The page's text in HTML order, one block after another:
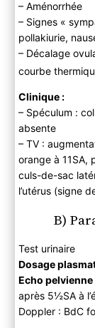
– Aménorrhée
– Signes «
pollakiurie,
– Décalage
courbe
Clinique :
– Spéculum :
absente
– TV :
orange à 11SA,
culs-de-sac
l’utérus (signe
B)
Test urinaire
Dosage
Echo pelvienne
après 5½SA à
Doppler : BdC